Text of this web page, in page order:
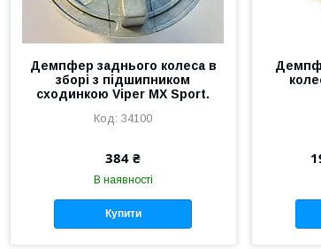
Демпфер заднього колеса в
зборі з підшипником
сходинкою Viper MX Sport.
34100
384 ₴
В наявності
Купити